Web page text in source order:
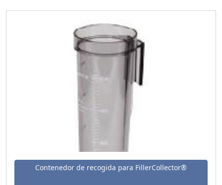
Contenedor de recogida para FillerCollector®